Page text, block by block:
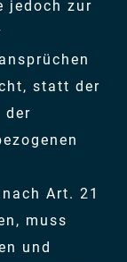
jedoch zur
statt der
der
Art. 21
muss
und